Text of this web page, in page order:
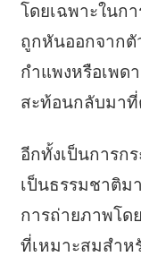
โดยเฉพาะในก
ถูกหันออกจากตั
กำแพงหรือเพด
สะท้อนกลับมา
อีกทั้งเป็นการก
เป็นธรรมชาติ
การถ่ายภาพโ
ที่เหมาะสมสำห